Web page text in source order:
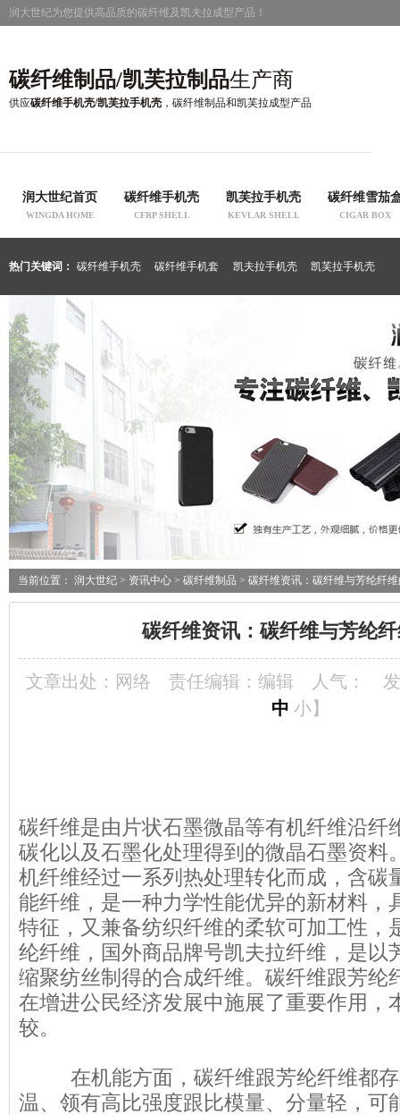
润大世纪为您提供高品质的碳纤维及凯夫拉成型产品！
碳纤维制品/凯芙拉制品生产商
供应碳纤维手机壳/凯芙拉手机壳 ，碳纤维制品和凯芙拉成型产品
润大世纪首页
WINGDA HOME
碳纤维手机壳
CFRP SHELL
凯芙拉手机壳
KEVLAR SHELL
碳纤维雪茄
CIGAR BOX
热门关键词： 碳纤维手机壳 碳纤维手机套 凯夫拉手机壳 凯芙拉手机壳
当前位置： 润大世纪 > 资讯中心 > 碳纤维制品 > 碳纤维资讯：碳纤维与芳纶纤
碳纤维资讯：碳纤维与芳纶
文章出处：网络 责任编辑：编辑 人气：
中 小】
碳纤维是由片状石墨微晶等有机纤维沿纤
碳化以及石墨化处理得到的微晶石墨资料
机纤维经过一系列热处理转化而成，含碳
能纤维，是一种力学性能优异的新材料，
特征，又兼备纺织纤维的柔软可加工性，
纶纤维，国外商品牌号凯夫拉纤维，是以
缩聚纺丝制得的合成纤维。碳纤维跟芳纶
在增进公民经济发展中施展了重要作用，
较。
在机能方面，碳纤维跟芳纶纤维都存
温、领有高比强度跟比模量、分量轻，可